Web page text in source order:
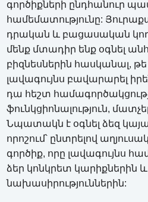
գործիքների ընդհանուր
համեմատությունը:
դրական և բացասական
մենք մտադիր ենք օգնել
բիզնեսներին հասկանալ,
լավագույնս բավարարել
դա հեշտ
ֆունկցիոնալություն,
Նպատակն է օգնել ձեզ
որոշում՝ ընտրելով
գործիք, որը լավագույնս
ձեր կոնկրետ կարիքներին և
նախասիրություններին: